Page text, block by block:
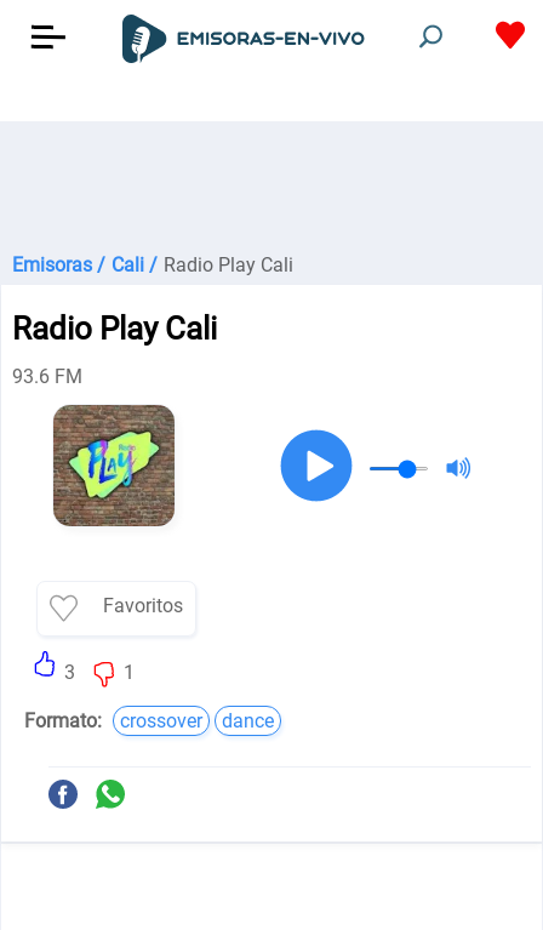
Emisoras / Cali / Radio Play Cali
Radio Play Cali
93.6 FM
Favoritos
3 1
Formato: crossover dance